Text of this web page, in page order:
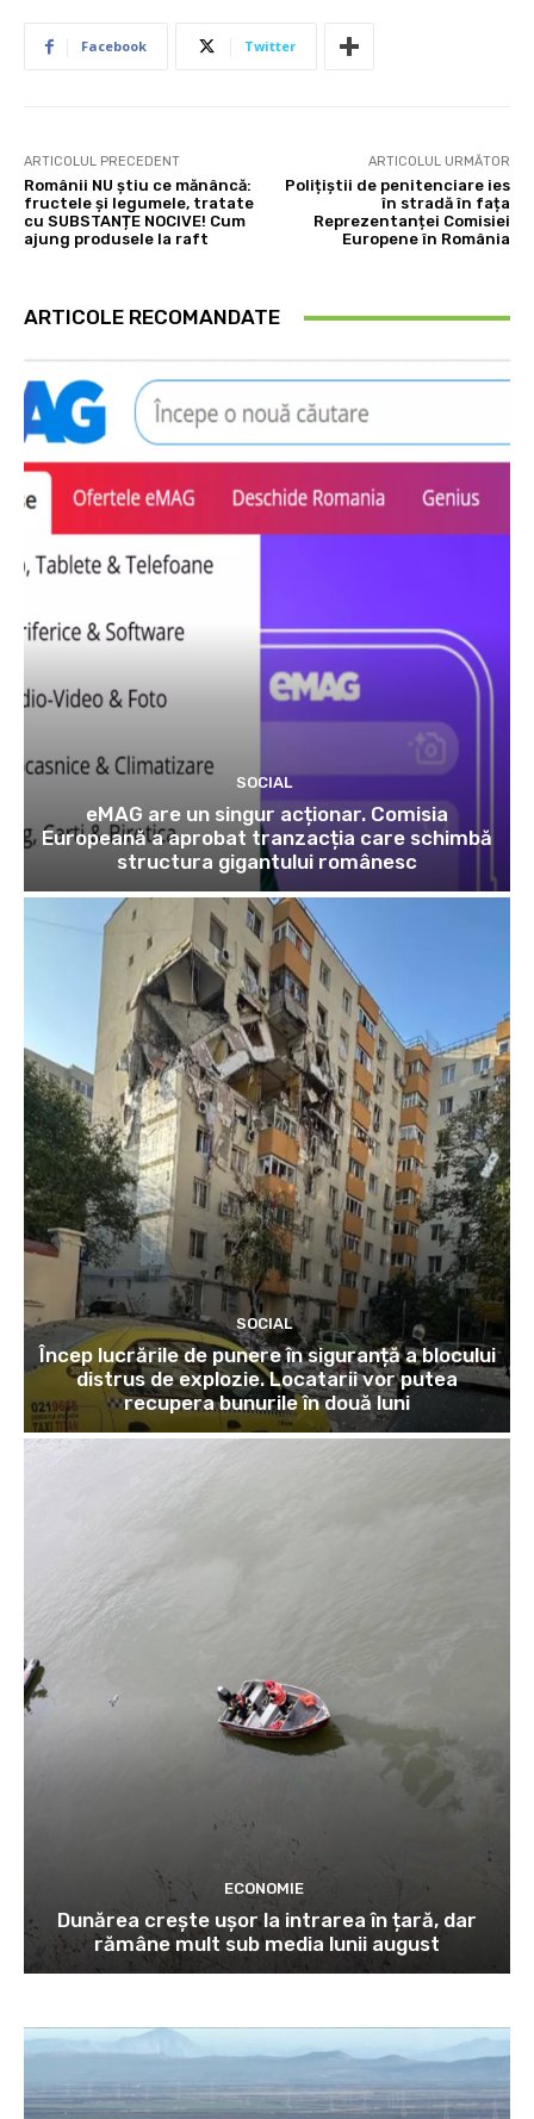
Facebook Twitter
ARTICOLUL PRECEDENT
Românii NU știu ce mănâncă:
fructele și legumele, tratate
cu SUBSTANȚE NOCIVE! Cum
ajung produsele la raft
ARTICOLUL URMĂTOR
Polițiștii de penitenciare ies
în stradă în fața
Reprezentanței Comisiei
Europene în România
ARTICOLE RECOMANDATE
SOCIAL
eMAG are un singur acționar. Comisia
Europeană a aprobat tranzacția care schimbă
structura gigantului românesc
SOCIAL
Încep lucrările de punere în siguranță a blocului
distrus de explozie. Locatarii vor putea
recupera bunurile în două luni
ECONOMIE
Dunărea crește ușor la intrarea în țară, dar
rămâne mult sub media lunii august